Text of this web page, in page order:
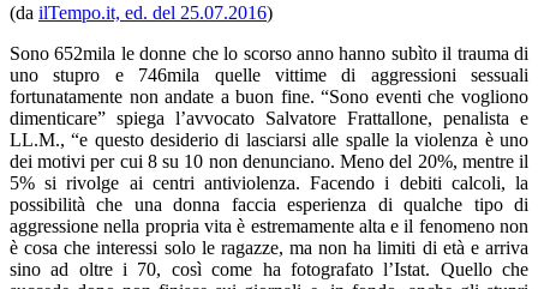
(da ilTempo.it, ed. del 25.07.2016)
Sono 652mila le donne che lo scorso anno hanno subìto il trauma di
uno stupro e 746mila quelle vittime di aggressioni sessuali
fortunatamente non andate a buon fine. “Sono eventi che vogliono
dimenticare” spiega l’avvocato Salvatore Frattallone, penalista e
LL.M., “e questo desiderio di lasciarsi alle spalle la violenza è uno
dei motivi per cui 8 su 10 non denunciano. Meno del 20%, mentre il
5% si rivolge ai centri antiviolenza. Facendo i debiti calcoli, la
possibilità che una donna faccia esperienza di qualche tipo di
aggressione nella propria vita è estremamente alta e il fenomeno non
è cosa che interessi solo le ragazze, ma non ha limiti di età e arriva
sino ad oltre i 70, così come ha fotografato l’Istat. Quello che